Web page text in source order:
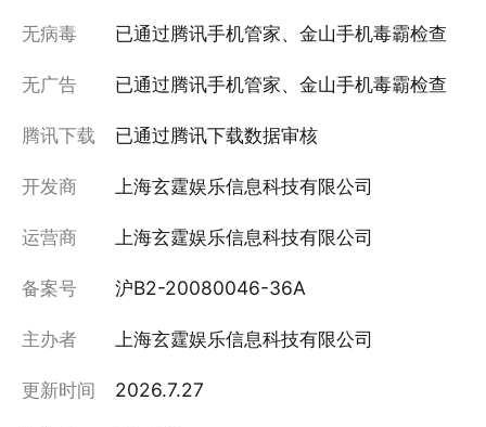
无病毒 已通过腾讯手机管家、金山手机毒霸检查
无广告 已通过腾讯手机管家、金山手机毒霸检查
腾讯下载 已通过腾讯下载数据审核
开发商 上海玄霆娱乐信息科技有限公司
运营商 上海玄霆娱乐信息科技有限公司
备案号 沪B2-20080046-36A
主办者 上海玄霆娱乐信息科技有限公司
更新时间 2026.7.27